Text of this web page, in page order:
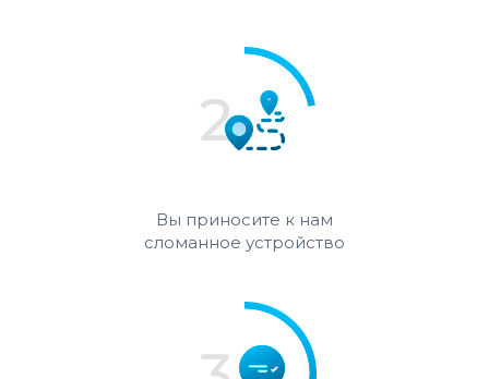
Вы приносите к нам
сломанное устройство